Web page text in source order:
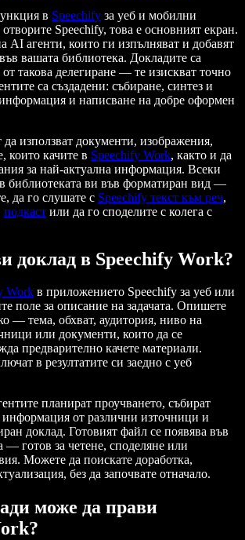
в Speechify за уеб и мобилни
Speechify, това е основният екран.
AI агенти, които ги изпълняват и добавят
вашата библиотека. Докладите са
от такова делегиране — те изискват точно
са създадени: събиране, синтез и
и написване на добре оформен
използват документи, изображения,
които качите в Speechify Work, както и да
за най-актуална информация. Всеки
в библиотеката ви във форматиран вид —
да го слушате с Speechify текст към реч,
подкаст или да го споделите с колега с
доклад в Speechify Work?
Work в приложението Speechify за уеб или
поле за описание на задачата. Опишете
— тема, обхват, аудитория, ниво на
или документи, които да се
предварително качете материали.
в резултатите си заедно с уеб
планират проучването, събират
информация от различни източници и
доклад. Готовият файл се появява във
— готов за четене, споделяне или
Можете да поискате доработка,
без да започвате отначало.
може да прави